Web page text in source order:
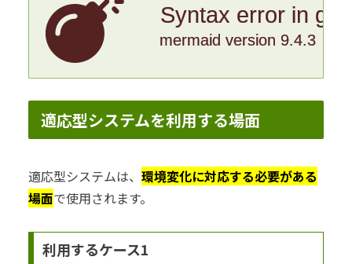
Syntax error in
mermaid version 9.4.3
適応型システムを利用する場面
適応型システムは、 環境変化に対応する必要がある
場面で使用されます。
利用するケース1